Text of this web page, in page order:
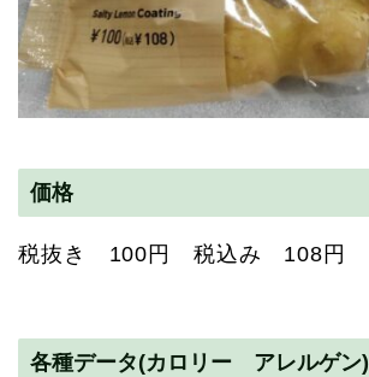
価格
税抜き 100円 税込み 108円
各種データ(カロリー アレルゲン)